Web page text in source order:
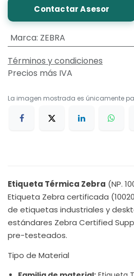
Contactar Asesor
Marca: ZEBRA
Términos y condiciones
Precios más IVA
La imagen mostrada es únicamente
Etiqueta Térmica Zebra (NP.
Etiqueta Zebra certificada
de etiquetas industriales y
estándares Zebra Certified
pre-testeados.
Tipo de Material